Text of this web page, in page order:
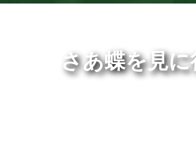
さあ蝶を見